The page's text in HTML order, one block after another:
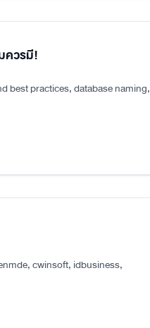
ควรมี!
best practices, database naming,
cwinsoft, idbusiness,